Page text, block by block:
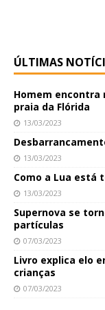
ÚLTIMAS
Homem encontra
praia da Flórida
13/03/2023
13/03/2023
Como a Lua está
13/03/2023
Supernova se
partículas
07/03/2023
Livro explica elo
crianças
07/03/2023